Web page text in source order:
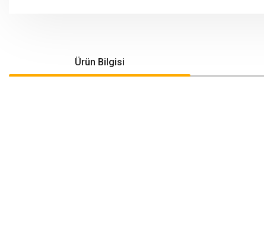
Ürün Bilgisi